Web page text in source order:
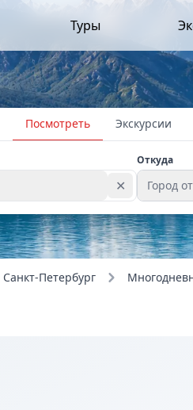
Туры
Посмотреть Экскурсии
✕
Откуда
Город
Санкт-Петербург